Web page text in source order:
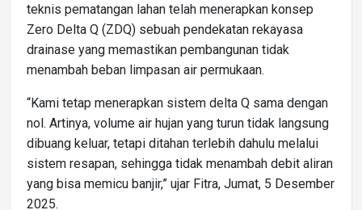
teknis pematangan lahan telah menerapkan konsep
Zero Delta Q (ZDQ) sebuah pendekatan rekayasa
drainase yang memastikan pembangunan tidak
menambah beban limpasan air permukaan.
“Kami tetap menerapkan sistem delta Q sama dengan
nol. Artinya, volume air hujan yang turun tidak langsung
dibuang keluar, tetapi ditahan terlebih dahulu melalui
sistem resapan, sehingga tidak menambah debit aliran
yang bisa memicu banjir,” ujar Fitra, Jumat, 5 Desember
2025.